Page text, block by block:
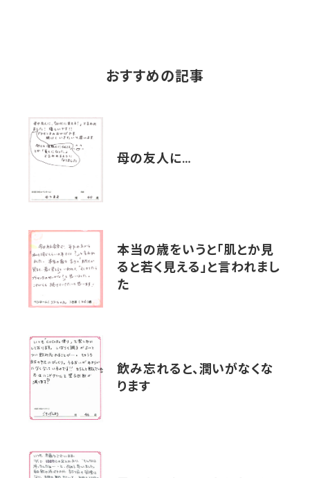
おすすめの記事
母の友人に…
本当の歳をいうと「肌とか見
ると若く見える」と言われまし
た
飲み忘れると、潤いがなくな
ります